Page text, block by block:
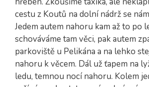
cestu z Koutů na dolní nádrž se
Jedem autem nahoru kam až to po
schováváme tam věci, pak autem
parkoviště u Pelikána a na lehko
nahoru k věcem. Dál už ťapem na
ledu, temnou nocí nahoru. Kolem